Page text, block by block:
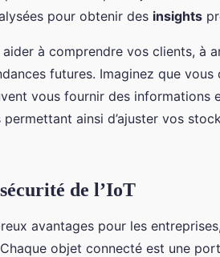
pour obtenir des insights
à comprendre vos clients, à
futures. Imaginez que vous
vous fournir des informations
ainsi d’ajuster vos
de l’IoT
avantages pour les
objet connecté est une